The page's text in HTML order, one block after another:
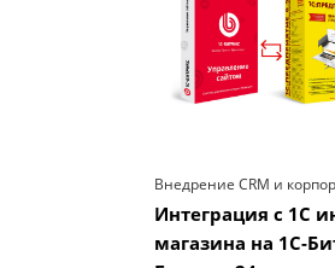
Внедрение CRM и
Интеграция с 1С
магазина на 1С-